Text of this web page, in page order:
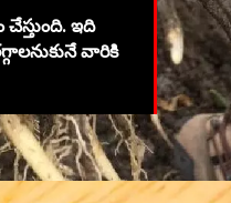
ఇది
వారికి